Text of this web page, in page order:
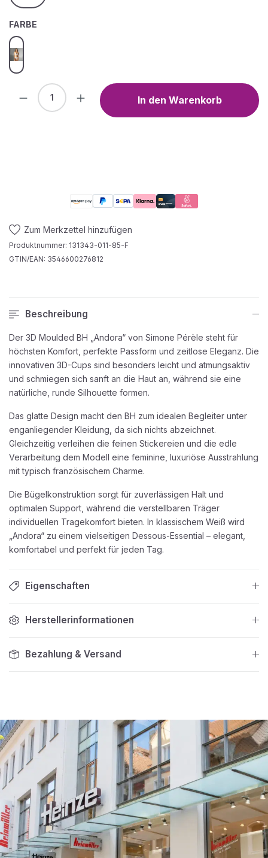
FARBE
weiss
Produkt Anzahl: Gib den gewünschten
In den Warenkorb
Zum Merkzettel hinzufügen
Produktnummer: 131343-011-85-F
GTIN/EAN: 3546600276812
Beschreibung
Der 3D Moulded BH „Andora“ von Simone Pérèle steht für
höchsten Komfort, perfekte Passform und zeitlose Eleganz. Die
innovativen 3D-Cups sind besonders leicht und atmungsaktiv
und schmiegen sich sanft an die Haut an, während sie eine
natürliche, runde Silhouette formen.
Das glatte Design macht den BH zum idealen Begleiter unter
enganliegender Kleidung, da sich nichts abzeichnet.
Gleichzeitig verleihen die feinen Stickereien und die edle
Verarbeitung dem Modell eine feminine, luxuriöse Ausstrahlung
mit typisch französischem Charme.
Die Bügelkonstruktion sorgt für zuverlässigen Halt und
optimalen Support, während die verstellbaren Träger
individuellen Tragekomfort bieten. In klassischem Weiß wird
„Andora“ zu einem vielseitigen Dessous-Essential – elegant,
komfortabel und perfekt für jeden Tag.
Eigenschaften
Herstellerinformationen
Bezahlung & Versand